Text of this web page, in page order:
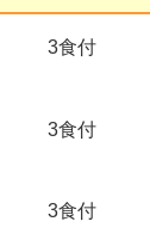
3食付
3食付
3食付